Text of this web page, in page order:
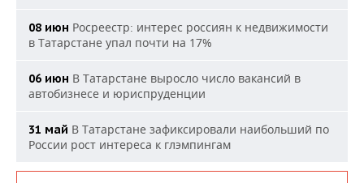
08 июн Росреестр: интерес россиян к недвижимости
в Татарстане упал почти на 17%
06 июн В Татарстане выросло число вакансий в
автобизнесе и юриспруденции
31 май В Татарстане зафиксировали наибольший по
России рост интереса к глэмпингам